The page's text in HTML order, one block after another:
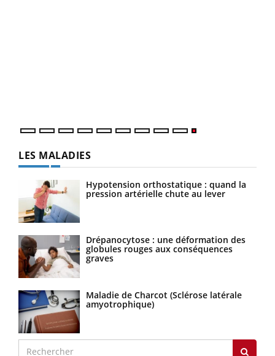
LES MALADIES
Hypotension orthostatique : quand la
pression artérielle chute au lever
Drépanocytose : une déformation des
globules rouges aux conséquences
graves
Maladie de Charcot (Sclérose latérale
amyotrophique)